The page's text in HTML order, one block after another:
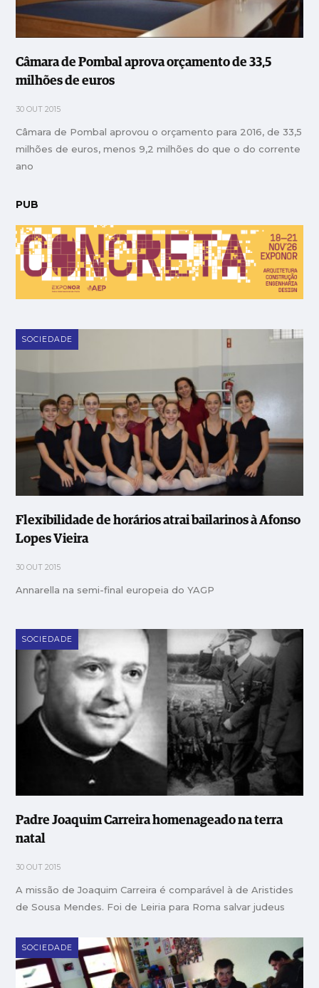
Câmara de Pombal aprova orçamento de 33,5
milhões de euros
30 OUT 2015
Câmara de Pombal aprovou o orçamento para 2016, de 33,5
milhões de euros, menos 9,2 milhões do que o do corrente
ano
PUB
SOCIEDADE
Flexibilidade de horários atrai bailarinos à Afonso
Lopes Vieira
30 OUT 2015
Annarella na semi-final europeia do YAGP
SOCIEDADE
Padre Joaquim Carreira homenageado na terra
natal
30 OUT 2015
A missão de Joaquim Carreira é comparável à de Aristides
de Sousa Mendes. Foi de Leiria para Roma salvar judeus
SOCIEDADE